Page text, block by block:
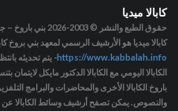
كابالا ميديا
حقوق الطبع والنشر © 2003-2026
بني باروخ –
كابالا ميديا هو الأرشيف الرسمي لمعهد بني بروخ
https://www.kabbalah.info- يتم تحديثه
الكابالا اليومي مع الكابالا الدكتور مايكل
باروخ الكابالا الأخرى والمحاضرات والبرامج
والنصوص. يمكن تصفح أرشيف وسائط الكابالا عن